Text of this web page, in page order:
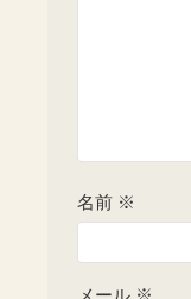
名前 ※